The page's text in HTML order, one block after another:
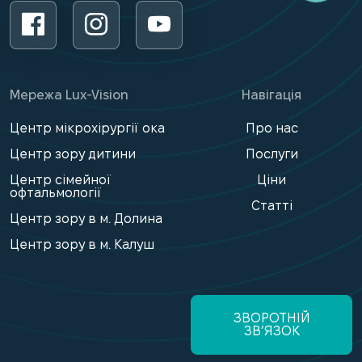
Мережа Lux-Vision
Центр мікрохірургії ока
Центр зору дитини
Центр сімейної
офтальмології
Центр зору в м. Долина
Центр зору в м. Калуш
Навігація
Про нас
Послуги
Ціни
Статті
ЗВОРОТНІЙ
ЗВ’ЯЗОК